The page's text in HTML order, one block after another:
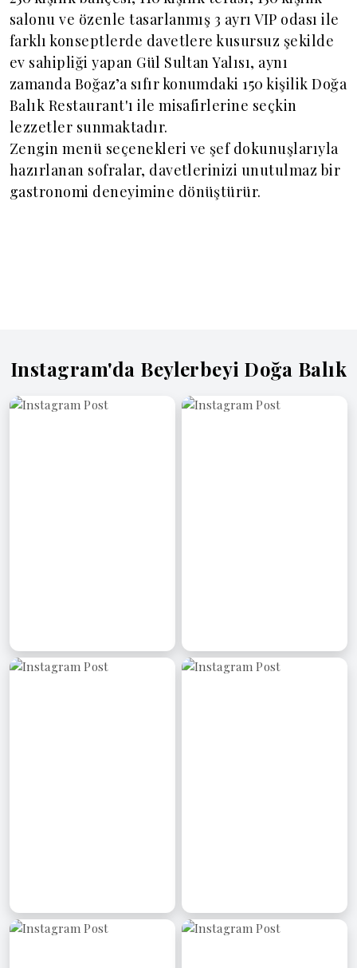
salonu ve özenle tasarlanmış 3 ayrı VIP odası ile
farklı konseptlerde davetlere kusursuz şekilde
ev sahipliği yapan Gül Sultan Yalısı, aynı
zamanda Boğaz’a sıfır konumdaki 150 kişilik Doğa
Balık Restaurant'ı ile misafirlerine seçkin
lezzetler sunmaktadır.
Zengin menü seçenekleri ve şef dokunuşlarıyla
hazırlanan sofralar, davetlerinizi unutulmaz bir
gastronomi deneyimine dönüştürür.
Instagram'da Beylerbeyi Doğa Balık